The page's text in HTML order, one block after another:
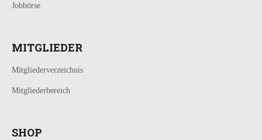
Jobbörse
MITGLIEDER
Mitgliederverzeichnis
Mitgliederbereich
SHOP